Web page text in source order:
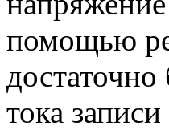
помощью
тока